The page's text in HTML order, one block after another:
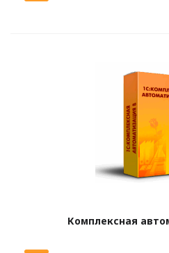
Комплексная